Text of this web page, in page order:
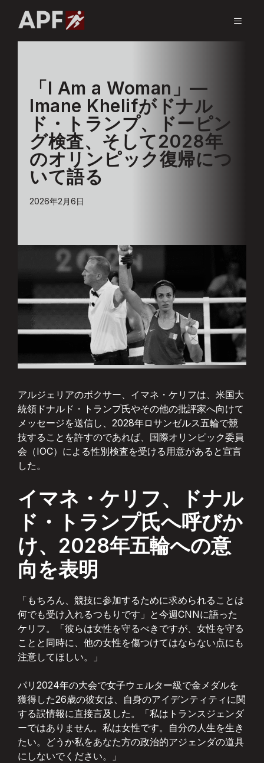
メ
「I Am a Woman」—
Imane Khelifがドナル
ド・トランプ、ドーピン
グ検査、そして2028年
のオリンピック復帰につ
いて語る
2026年2月6日
アルジェリアのボクサー、イマネ・ケリフは、米国大
統領ドナルド・トランプ氏やその他の批評家へ向けて
メッセージを送信し、2028年ロサンゼルス五輪で競
技することを許すのであれば、国際オリンピック委員
会（IOC）による性別検査を受ける用意があると宣言
した。
イマネ・ケリフ、ドナル
ド・トランプ氏へ呼びか
け、2028年五輪への意
向を表明
「もちろん、競技に参加するために求められることは
何でも受け入れるつもりです」と今週CNNに語った
ケリフ。「彼らは女性を守るべきですが、女性を守る
ことと同時に、他の女性を傷つけてはならない点にも
注意してほしい。」
パリ2024年の大会で女子ウェルター級で金メダルを
獲得した26歳の彼女は、自身のアイデンティティに関
する誤情報に直接言及した。「私はトランスジェンダ
ーではありません。私は女性です。自分の人生を生き
たい。どうか私をあなた方の政治的アジェンダの道具
にしないでください。」